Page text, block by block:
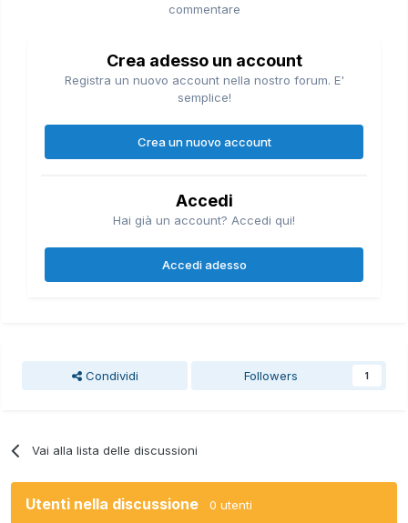
commentare
Crea adesso un account
Registra un nuovo account nella nostro forum. E'
semplice!
Crea un nuovo account
Accedi
Hai già un account? Accedi qui!
Accedi adesso
Condividi Followers 1
Vai alla lista delle discussioni
Utenti nella discussione 0 utenti